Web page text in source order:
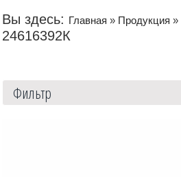
Вы здесь: Главная » Продукция »
24616392К
Фильтр